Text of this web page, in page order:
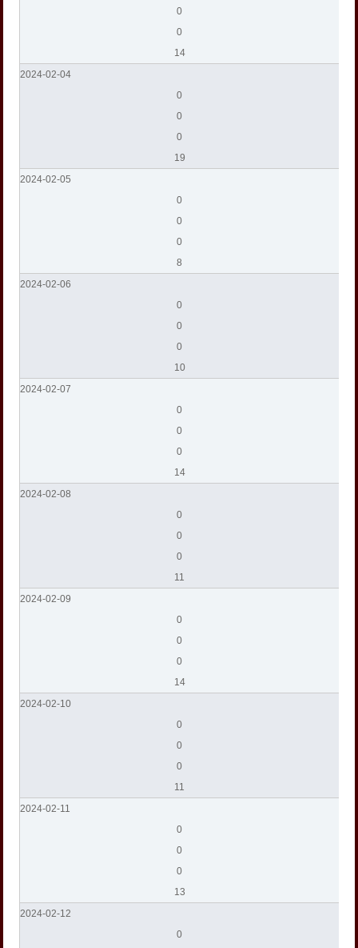
0
0
14
2024-02-04
0
0
0
19
2024-02-05
0
0
0
8
2024-02-06
0
0
0
10
2024-02-07
0
0
0
14
2024-02-08
0
0
0
11
2024-02-09
0
0
0
14
2024-02-10
0
0
0
11
2024-02-11
0
0
0
13
2024-02-12
0